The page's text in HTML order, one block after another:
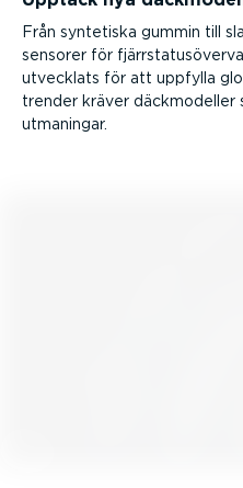
Från syntetiska gummin till
sensorer för
utvecklats för att uppfylla
trender kräver däckmo­deller
utmaningar.